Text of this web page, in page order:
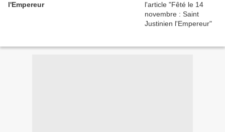
l'Empereur